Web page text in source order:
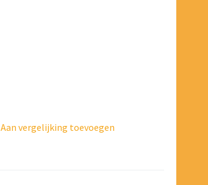
Aan vergelijking toevoegen